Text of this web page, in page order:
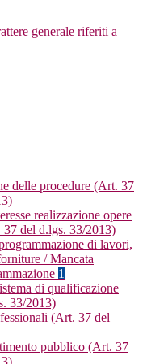
generale riferiti a
delle procedure (Art. 37
realizzazione opere
del d.lgs. 33/2013)
di lavori,
/ Mancata
1
di qualificazione
33/2013)
(Art. 37 del
pubblico (Art. 37